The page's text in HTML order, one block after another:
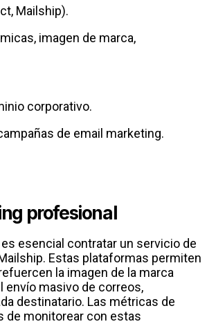
Mailship).
imagen de marca,
corporativo.
de email marketing.
profesional
esencial contratar un servicio de
Estas plataformas permiten
la imagen de la marca
envío masivo de correos,
destinatario. Las métricas de
de monitorear con estas